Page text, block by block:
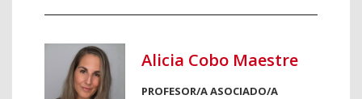
Alicia Cobo Maestre
PROFESOR/A ASOCIADO/A